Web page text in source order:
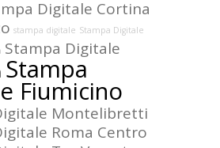
Digitale Cortina
stampa digitale Stampa Digitale
Stampa Digitale
Stampa
Fiumicino
Montelibretti
Roma Centro